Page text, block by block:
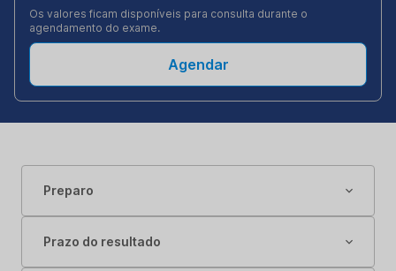
Os valores ficam disponíveis para consulta durante o
agendamento do exame.
Agendar
Preparo
Prazo do resultado